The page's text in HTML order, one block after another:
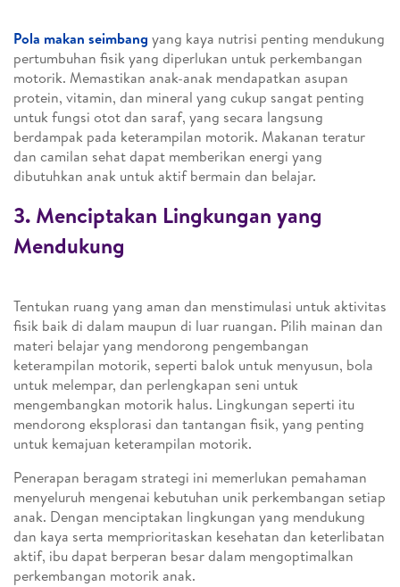
Pola makan seimbang yang kaya nutrisi penting mendukung
pertumbuhan fisik yang diperlukan untuk perkembangan
motorik. Memastikan anak-anak mendapatkan asupan
protein, vitamin, dan mineral yang cukup sangat penting
untuk fungsi otot dan saraf, yang secara langsung
berdampak pada keterampilan motorik. Makanan teratur
dan camilan sehat dapat memberikan energi yang
dibutuhkan anak untuk aktif bermain dan belajar.
3. Menciptakan Lingkungan yang
Mendukung
Tentukan ruang yang aman dan menstimulasi untuk aktivitas
fisik baik di dalam maupun di luar ruangan. Pilih mainan dan
materi belajar yang mendorong pengembangan
keterampilan motorik, seperti balok untuk menyusun, bola
untuk melempar, dan perlengkapan seni untuk
mengembangkan motorik halus. Lingkungan seperti itu
mendorong eksplorasi dan tantangan fisik, yang penting
untuk kemajuan keterampilan motorik.
Penerapan beragam strategi ini memerlukan pemahaman
menyeluruh mengenai kebutuhan unik perkembangan setiap
anak. Dengan menciptakan lingkungan yang mendukung
dan kaya serta memprioritaskan kesehatan dan keterlibatan
aktif, ibu dapat berperan besar dalam mengoptimalkan
perkembangan motorik anak.